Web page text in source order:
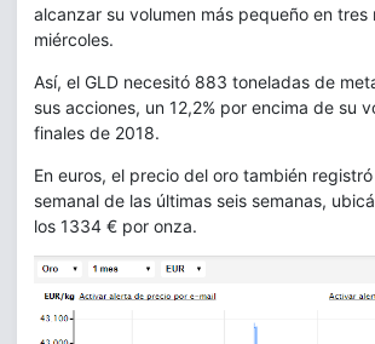
alcanzar su volumen más pequeño en tres
miércoles.
Así, el GLD necesitó 883 toneladas de
sus acciones, un 12,2% por encima de su
finales de 2018.
En euros, el precio del oro también
semanal de las últimas seis semanas,
los 1334 € por onza.